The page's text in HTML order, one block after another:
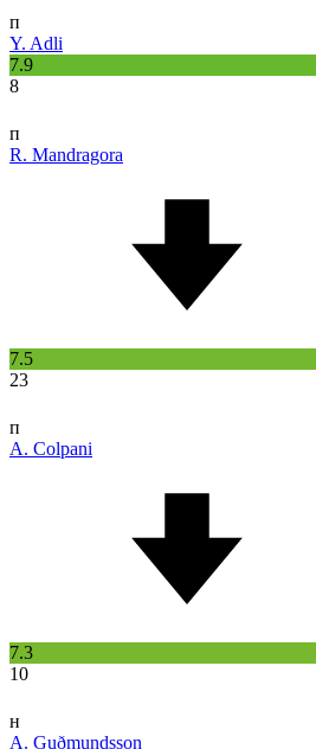
п
Y. Adli
7.9
8
п
R. Mandragora
7.5
23
п
A. Colpani
7.3
10
н
A. Guðmundsson